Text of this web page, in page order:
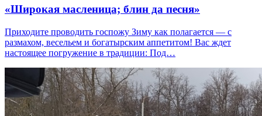
«Широкая масленица; блин да песня»
Приходите проводить госпожу Зиму как полагается — с
размахом, весельем и богатырским аппетитом! Вас ждет
настоящее погружение в традиции: Под…